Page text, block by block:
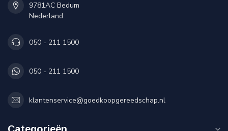
9781AC Bedum
Nederland
050 - 211 1500
050 - 211 1500
klantenservice@goedkoopgereedschap.nl